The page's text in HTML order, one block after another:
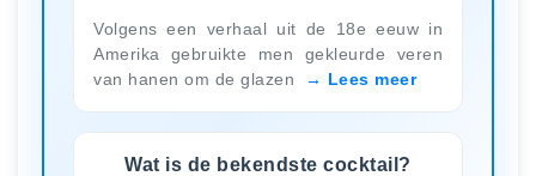
Volgens een verhaal uit de 18e eeuw in
Amerika gebruikte men gekleurde veren
van hanen om de glazen
Lees meer
Wat is de bekendste cocktail?